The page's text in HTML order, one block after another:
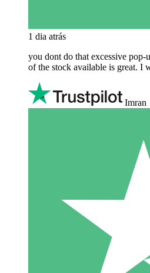
1 dia atrás
you dont do that excessive
of the stock available is great. I
Imran